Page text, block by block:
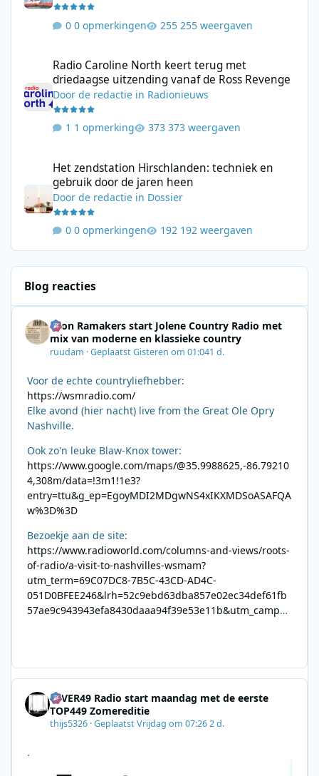
0 opmerkingen 255 weergaven
Radio Caroline North keert terug met
driedaagse uitzending vanaf de Ross Revenge
Doorde redactie in Radionieuws
1 opmerking 373 weergaven
Het zendstation Hirschlanden: techniek en
gebruik door de jaren heen
Doorde redactie in Dossier
0 opmerkingen 192 weergaven
Blog reacties
Leon Ramakers start Jolene Country Radio met
mix van moderne en klassieke country
ruudam ·GeplaatstGisteren om 01:041 d.
Voor de echte countryliefhebber:
https://wsmradio.com/
Elke avond (hier nacht) live from the Great Ole Opry
Nashville.
Ook zo'n leuke Blaw-Knox tower:
https://www.google.com/maps/@35.9988625,-86.79210
4,308m/data=!3m1!1e3?
entry=ttu&g_ep=EgoyMDI2MDgwNS4xIKXMDSoASAFQA
w%3D%3D
Bezoekje aan de site:
https://www.radioworld.com/columns-and-views/roots-
of-radio/a-visit-to-nashvilles-wsmam?
utm_term=69C07DC8-7B5C-43CD-AD4C-
051D0BFEE246&lrh=52c9ebd63dba857e02ec34def61fb
57ae9c943943efa8430daaa94f39e53e11b&utm_campai
8F09201A140D&utm_source=SmartBrief
4EVER49 Radio start maandag met de eerste
TOP449 Zomereditie
thijs5326 ·GeplaatstVrijdag om 07:262 d.
.